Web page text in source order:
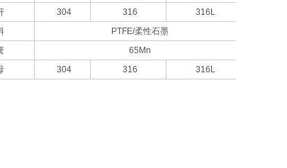
304 316
316L
PTFE/柔性石墨
65Mn
304 316 316L